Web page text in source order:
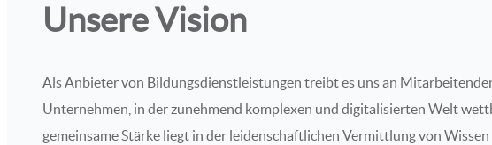
Unsere Vision
Als Anbieter von Bildungsdienstleistungen treibt es uns an
Unternehmen, in der zunehmend komplexen und digitalisierten Welt
gemeinsame Stärke liegt in der leidenschaftlichen Vermittlung von